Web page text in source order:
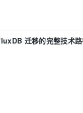
迁移的完整技术